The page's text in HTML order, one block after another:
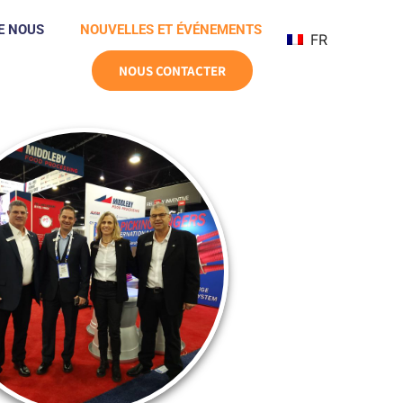
NOUS NOUVELLES ET ÉVÉNEMENTS
NOUS CONTACTER
FR